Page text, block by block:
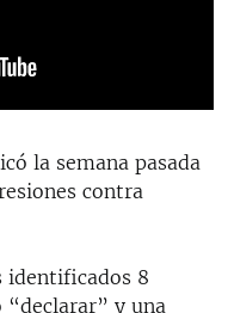
la semana pasada
contra
identificados 8
“declarar” y una